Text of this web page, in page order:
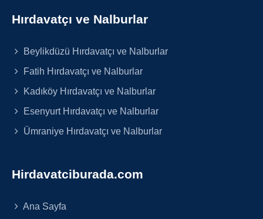
Hırdavatçı ve Nalburlar
Beylikdüzü Hırdavatçı ve Nalburlar
Fatih Hırdavatçı ve Nalburlar
Kadıköy Hırdavatçı ve Nalburlar
Esenyurt Hırdavatçı ve Nalburlar
Ümraniye Hırdavatçı ve Nalburlar
Hirdavatciburada.com
Ana Sayfa